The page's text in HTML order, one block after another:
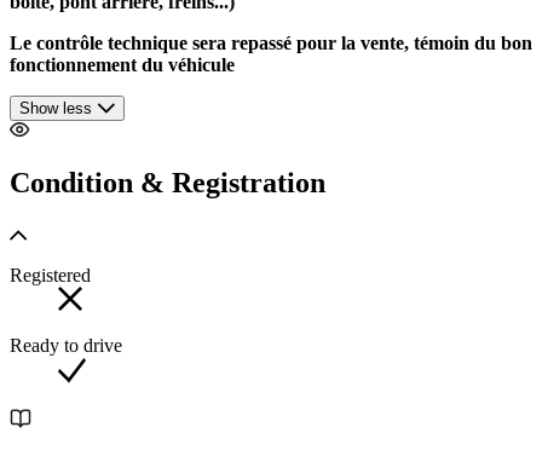
Le contrôle technique sera repassé pour la vente, témoin du bon
fonctionnement du véhicule
Show less
Condition & Registration
Registered
Ready to drive